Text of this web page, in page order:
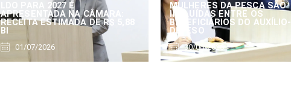
LDO PARA 2027 É
APRESENTADA NA CÂMARA:
RECEITA ESTIMADA DE R$ 5,88
BI
01/07/2026
MULHERES DA PESCA SÃO
INCLUÍDAS ENTRE OS
BENEFICIÁRIOS DO AUXÍLIO-
DEFESO
30/06/2026